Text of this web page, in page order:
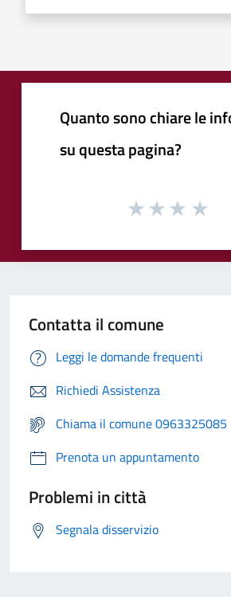
Quanto sono chiare le
su questa pagina?
Contatta il comune
Leggi le domande frequenti
Richiedi Assistenza
Chiama il comune 0963325085
Prenota un appuntamento
Problemi in città
Segnala disservizio